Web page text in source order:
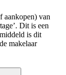
aankopen) van
Dit is een
is dit
makelaar